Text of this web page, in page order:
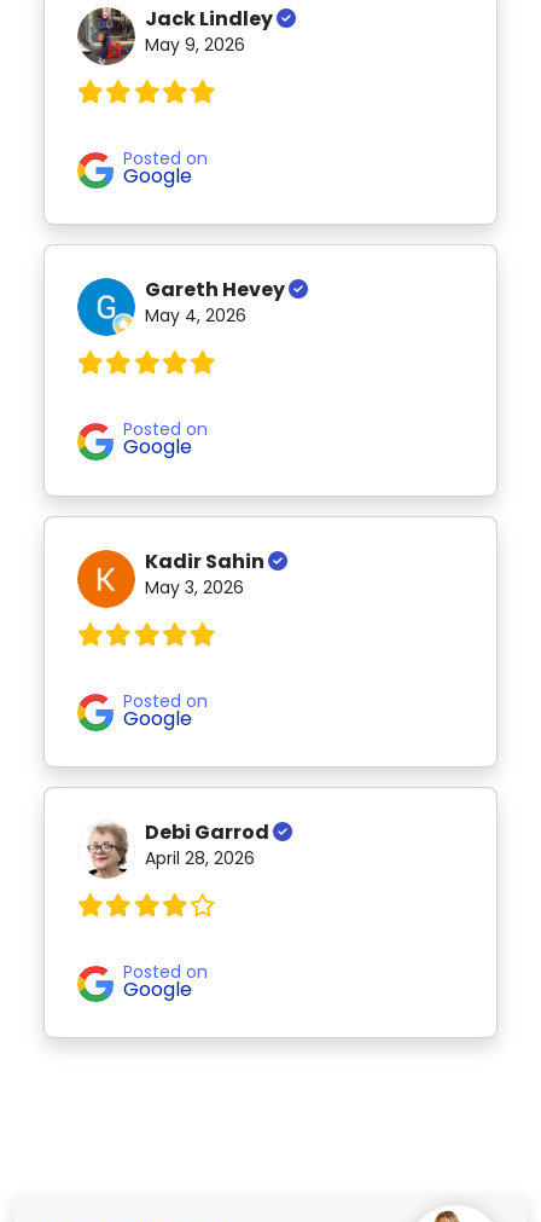
Jack Lindley
May 9, 2026
Posted on
Google
Gareth Hevey
May 4, 2026
Posted on
Google
Kadir Sahin
May 3, 2026
Posted on
Google
Debi Garrod
April 28, 2026
Posted on
Google